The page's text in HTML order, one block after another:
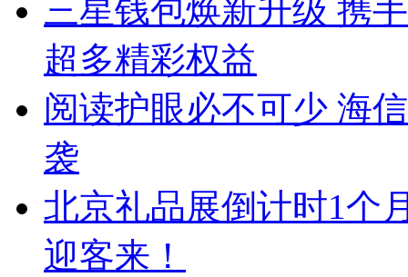
三星钱包焕新升级 携
超多精彩权益
阅读护眼必不可少 海
袭
北京礼品展倒计时1个
迎客来！